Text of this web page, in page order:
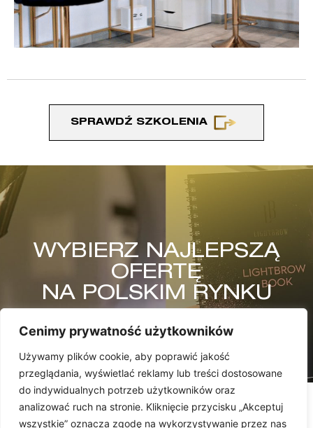
Cenimy prywatność użytkowników
Używamy plików cookie, aby poprawić jakość
przeglądania, wyświetlać reklamy lub treści dostosowane
do indywidualnych potrzeb użytkowników oraz
analizować ruch na stronie. Kliknięcie przycisku „Akceptuj
wszystkie” oznacza zgodę na wykorzystywanie przez nas
SPRAWDŹ SZKOLENIA
WYBIERZ NAJLEPSZĄ
OFERTĘ
NA POLSKIM RYNKU